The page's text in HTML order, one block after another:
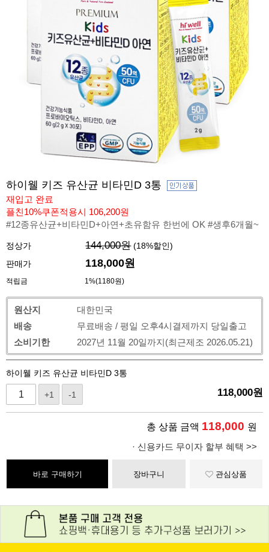
하이웰 키즈 유산균 비타민D 3통
재입고 완료
플친10%쿠폰적용시 106,200원
#12종유산균+비타민D+아연+초유함유 한번에 OK #생후6개월~
정상가 144,000원 (18%할인)
판매가
118,000원
적립금 1%(1180원)
원산지
대한민국
배송
무료배송 / 평일 오후4시결제까지 당일출고
소비기한
2027년 11월 20일까지(최근제조 2026.05.21)
하이웰 키즈 유산균 비타민D 3통
+1 -1 118,000원
총 상품 금액 118,000 원
· 신용카드 무이자 할부 혜택 >>
바로 구매하기 장바구니 관심상품